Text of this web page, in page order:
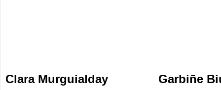
Clara Murguialday Garbiñe